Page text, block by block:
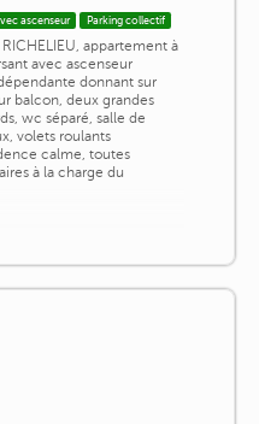
ascenseur Parking collectif
RICHELIEU, appartement à
avec ascenseur
donnant sur
balcon, deux grandes
wc séparé, salle de
volets roulants
calme, toutes
à la charge du